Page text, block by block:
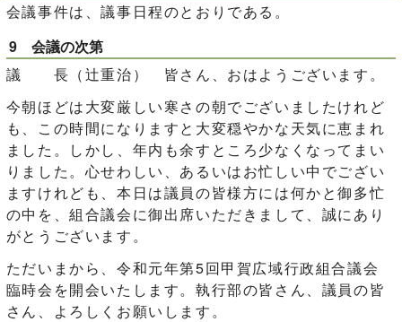
会議事件は、議事日程のとおりである。
9 会議の次第
議 長（辻󠄀重治） 皆さん、おはようございます。
今朝ほどは大変厳しい寒さの朝でございましたけれど
も、この時間になりますと大変穏やかな天気に恵まれ
ました。しかし、年内も余すところ少なくなってまい
りました。心せわしい、あるいはお忙しい中でござい
ますけれども、本日は議員の皆様方には何かと御多忙
の中を、組合議会に御出席いただきまして、誠にあり
がとうございます。
ただいまから、令和元年第5回甲賀広域行政組合議会
臨時会を開会いたします。執行部の皆さん、議員の皆
さん、よろしくお願いします。